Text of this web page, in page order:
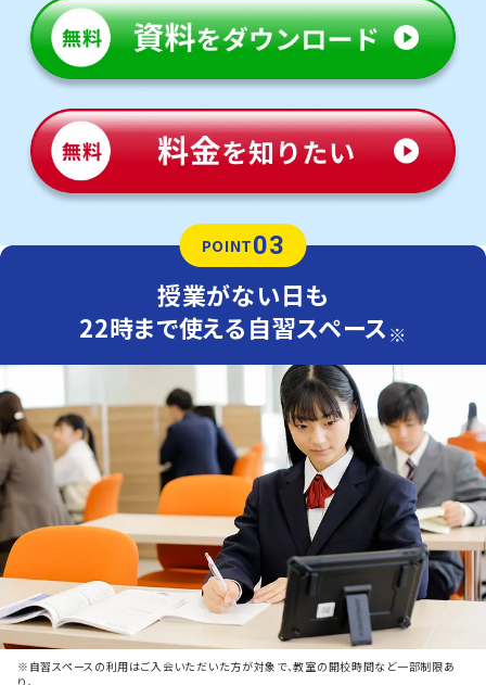
POINT03
授業がない日も
22時まで使える自習スペース ※
※自習スペースの利用はご入会いただいた方が対象で、教室の開校時間など一部制限あ